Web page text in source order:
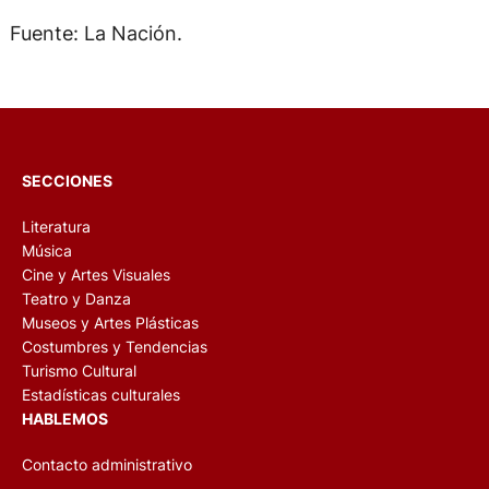
Fuente: La Nación.
SECCIONES
Literatura
Música
Cine y Artes Visuales
Teatro y Danza
Museos y Artes Plásticas
Costumbres y Tendencias
Turismo Cultural
Estadísticas culturales
HABLEMOS
Contacto administrativo